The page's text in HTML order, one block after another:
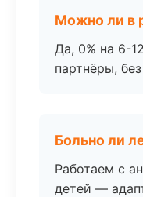
Можно ли в
Да, 0% на 6-
партнёры,
Больно ли
Работаем с
детей —